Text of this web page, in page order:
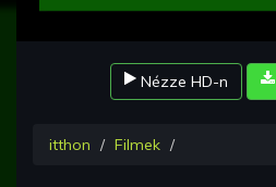
Nézze HD-n
itthon Filmek